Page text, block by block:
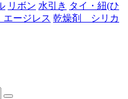
リボン 水引き タイ・紐(ひ
ージレス 乾燥剤 シリカ